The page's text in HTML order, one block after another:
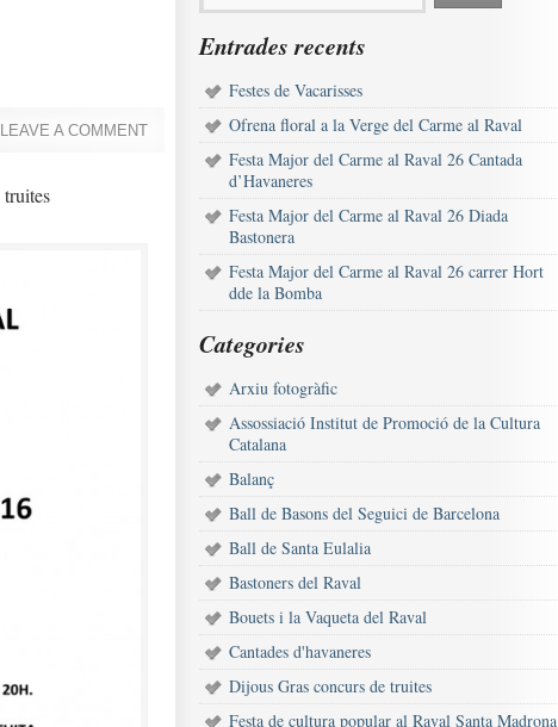
LEAVE A COMMENT
Entrades recents
Festes de Vacarisses
Ofrena floral a la Verge del Carme al Raval
Festa Major del Carme al Raval 26 Cantada
d’Havaneres
Festa Major del Carme al Raval 26 Diada
Bastonera
Festa Major del Carme al Raval 26 carrer Hort
dde la Bomba
Categories
Arxiu fotogràfic
Assossiació Institut de Promoció de la Cultura
Catalana
Balanç
Ball de Basons del Seguici de Barcelona
Ball de Santa Eulalia
Bastoners del Raval
Bouets i la Vaqueta del Raval
Cantades d'havaneres
Dijous Gras concurs de truites
Festa de cultura popular al Raval Santa Madrona